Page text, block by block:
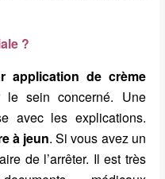
?
application de crème
le sein concerné. Une
avec les explications.
à jeun. Si vous avez un
de l’arrêter. Il est très